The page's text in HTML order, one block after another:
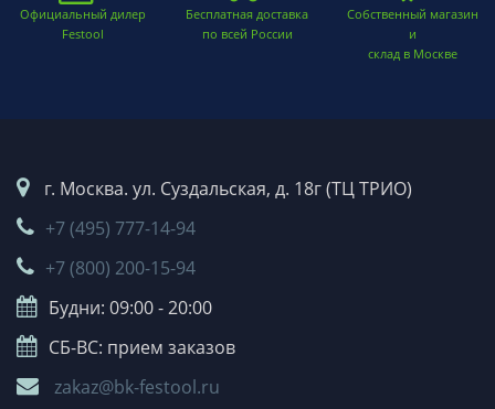
Официальный дилер
Festool
Бесплатная доставка
по всей России
Собственный магазин
и
склад в Москве
г. Москва. ул. Суздальская, д. 18г (ТЦ ТРИО)
+7 (495) 777-14-94
+7 (800) 200-15-94
Будни: 09:00 - 20:00
СБ-ВС: прием заказов
zakaz@bk-festool.ru